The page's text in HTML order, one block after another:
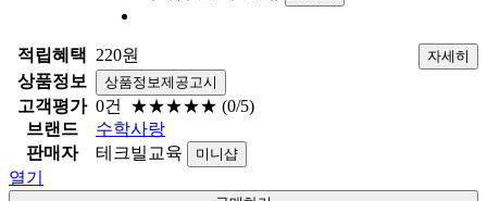
적립혜택 220원 자세히
상품정보 상품정보제공고시
고객평가 0건 ★★★★★ (0/5)
브랜드
수학사랑
판매자
테크빌교육 미니샵
열기